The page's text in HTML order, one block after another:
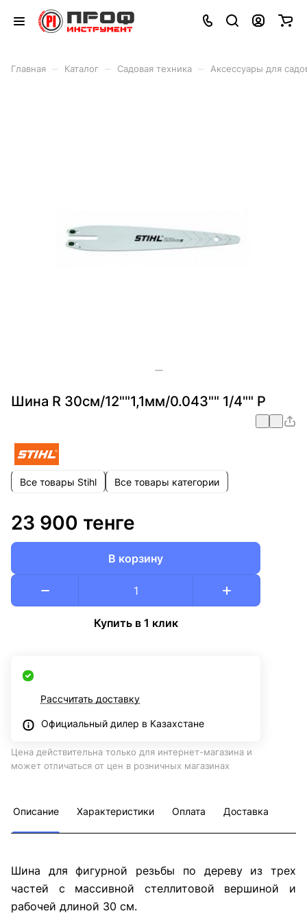
Главная Каталог Садовая техника Аксессуары для
Шина R 30см/12""1,1мм/0.043"" 1/4"" P
Все товары Stihl Все товары категории
23 900 тенге
В корзину
Купить в 1 клик
Рассчитать доставку
Официальный дилер в Казахстане
Цена действительна только для интернет-магазина и
может отличаться от цен в розничных магазинах
Описание Характеристики Оплата Доставка
Шина для фигурной резьбы по дереву из трех
частей с массивной стеллитовой вершиной и
рабочей длиной 30 см.